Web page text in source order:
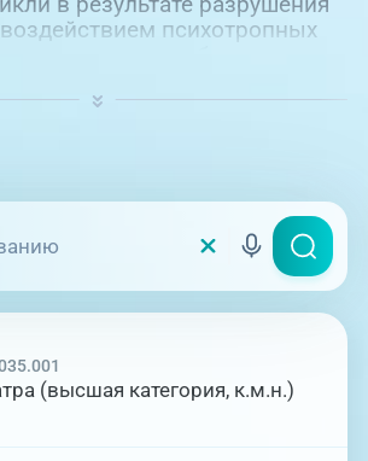
психотропных
(высшая категория, к.м.н.)